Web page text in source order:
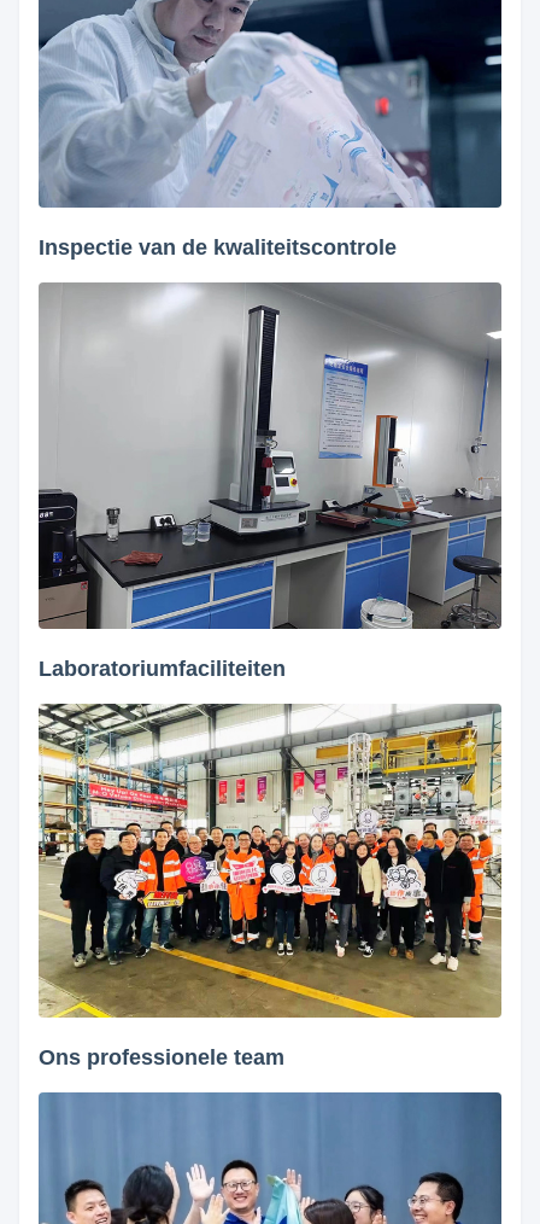
Inspectie van de kwaliteitscontrole
Laboratoriumfaciliteiten
Ons professionele team